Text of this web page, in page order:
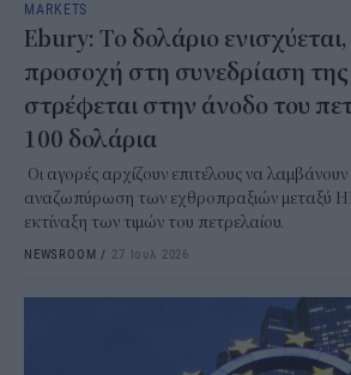
MARKETS
Ebury: Το δολάριο
προσοχή στη συνεδρίαση της
στρέφεται στην άνοδο του
100 δολάρια
Οι αγορές αρχίζουν επιτέλους να
αναζωπύρωση των εχθροπραξιών μεταξύ
εκτίναξη των τιμών του πετρελαίου.
NEWSROOM / 27 Ιουλ 2026